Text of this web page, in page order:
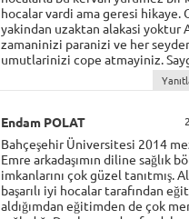
hocalar vardi ama geresi
yakindan uzaktan alakasi yoktur
zamaninizi paranizi ve her
umutlarinizi cope atmayiniz.
Endam POLAT
Bahçeşehir Üniversitesi 2014
Emre arkadaşımın diline sağlık
imkanlarını çok güzel tanıtmış.
başarılı iyi hocalar tarafından
aldığımdan eğitimden de çok